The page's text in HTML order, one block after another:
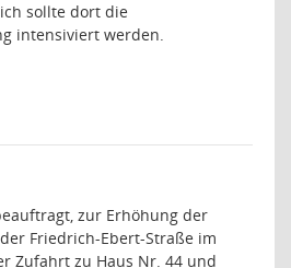
sollte dort die
intensiviert werden.
zur Erhöhung der
Friedrich-Ebert-Straße im
Zufahrt zu Haus Nr. 44 und